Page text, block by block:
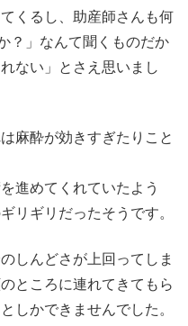
くるし、助産師さんも何
？」なんて聞くものだか
ない」とさえ思いまし
麻酔が効きすぎたりこと
進めてくれていたよう
リギリだったそうです。
しんどさが上回ってしま
ところに連れてきてもら
しかできませんでした。